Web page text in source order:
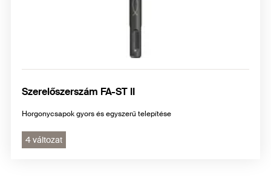
Szerelőszerszám FA-ST II
Horgonycsapok gyors és egyszerű telepítése
4 változat